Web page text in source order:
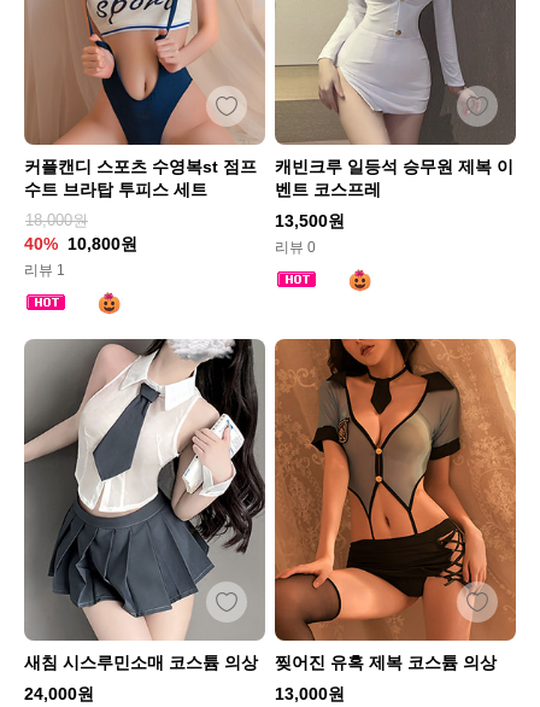
커플캔디 스포츠 수영복st 점프
수트 브라탑 투피스 세트
18,000원
40% 10,800원
리뷰 1
캐빈크루 일등석 승무원 제복 이
벤트 코스프레
13,500원
리뷰 0
새침 시스루민소매 코스튬 의상
24,000원
찢어진 유혹 제복 코스튬 의상
13,000원